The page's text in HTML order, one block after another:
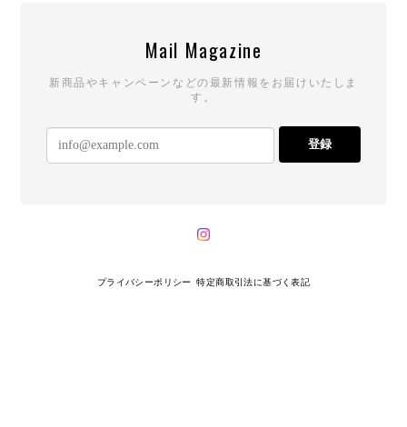
Mail Magazine
新商品やキャンペーンなどの最新情報をお届けいたしま
す。
登録
プライバシーポリシー 特定商取引法に基づく表記